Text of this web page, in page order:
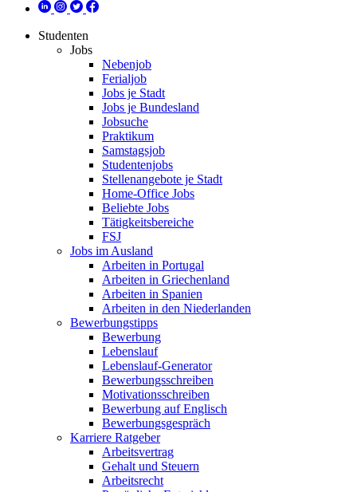
Studenten
Jobs
Nebenjob
Ferialjob
Jobs je Stadt
Jobs je Bundesland
Jobsuche
Praktikum
Samstagsjob
Studentenjobs
Stellenangebote je Stadt
Home-Office Jobs
Beliebte Jobs
Tätigkeitsbereiche
FSJ
Jobs im Ausland
Arbeiten in Portugal
Arbeiten in Griechenland
Arbeiten in Spanien
Arbeiten in den Niederlanden
Bewerbungstipps
Bewerbung
Lebenslauf
Lebenslauf-Generator
Bewerbungsschreiben
Motivationsschreiben
Bewerbung auf Englisch
Bewerbungsgespräch
Karriere Ratgeber
Arbeitsvertrag
Gehalt und Steuern
Arbeitsrecht